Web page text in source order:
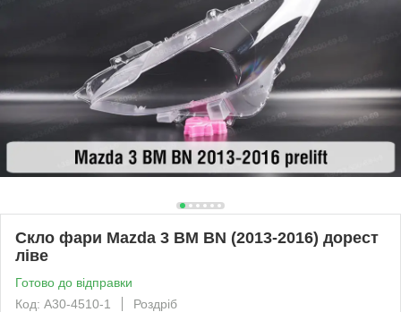
Скло фари Mazda 3 BM BN (2013-2016) дорест
ліве
Готово до відправки
Код: A30-4510-1
Роздріб